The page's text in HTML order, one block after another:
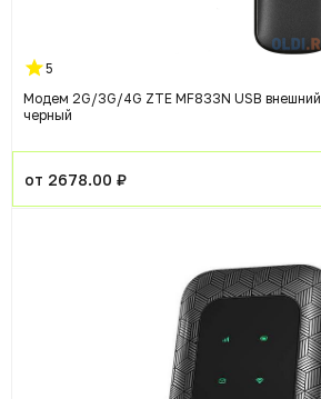
5
Модем 2G/3G/4G ZTE MF833N USB внешний
черный
от 2678.00 ₽